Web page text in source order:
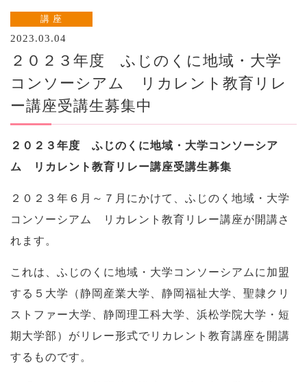
講 座
2023.03.04
２０２３年度 ふじのくに地域・大学
コンソーシアム リカレント教育リレ
ー講座受講生募集中
２０２３年度 ふじのくに地域・大学コンソーシア
ム リカレント教育リレー講座受講生募集
２０２３年６月～７月にかけて、ふじのく地域・大学
コンソーシアム リカレント教育リレー講座が開講さ
れます。
これは、ふじのくに地域・大学コンソーシアムに加盟
する５大学（静岡産業大学、静岡福祉大学、聖隷クリ
ストファー大学、静岡理工科大学、浜松学院大学・短
期大学部）がリレー形式でリカレント教育講座を開講
するものです。